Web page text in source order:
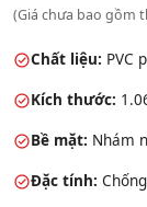
(Giá chưa bao gồm
Chất liệu: PVC
Kích thước:
Bề mặt: Nhám
Đặc tính: